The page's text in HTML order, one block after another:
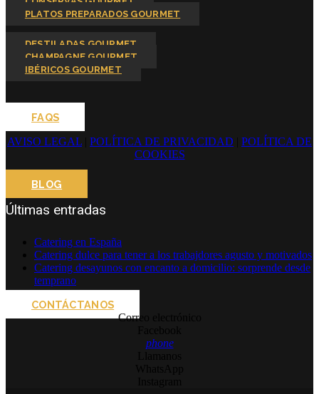
PLATOS PREPARADOS GOURMET
DESTILADAS GOURMET
CHAMPAGNE GOURMET
IBÉRICOS GOURMET
FAQS
AVISO LEGAL
POLÍTICA DE PRIVACIDAD
POLÍTICA DE
COOKIES
BLOG
Últimas entradas
Catering en España
Catering dulce para tener a los trabajdores agusto y motivados
Catering desayunos con encanto a domicilio: sorprende desde
temprano
CONTÁCTANOS
Correo electrónico
phone